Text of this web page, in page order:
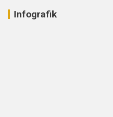
Infografik